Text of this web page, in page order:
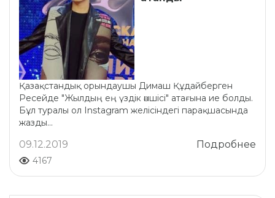
Қазақстандық орындаушы Димаш Құдайберген
Ресейде "Жылдың ең үздік әншісі" атағына ие болды.
Бұл туралы ол Instagram желісіндегі парақшасында
жазды...
Подробнее
09.12.2019
4167